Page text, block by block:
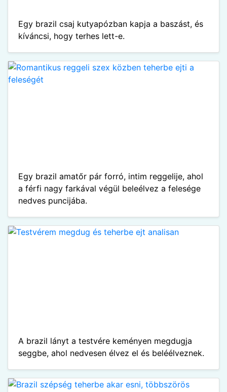
Egy brazil csaj kutyapózban kapja a baszást, és
kíváncsi, hogy terhes lett-e.
Egy brazil amatőr pár forró, intim reggelije, ahol
a férfi nagy farkával végül beleélvez a felesége
nedves puncijába.
A brazil lányt a testvére keményen megdugja
seggbe, ahol nedvesen élvez el és beléélveznek.